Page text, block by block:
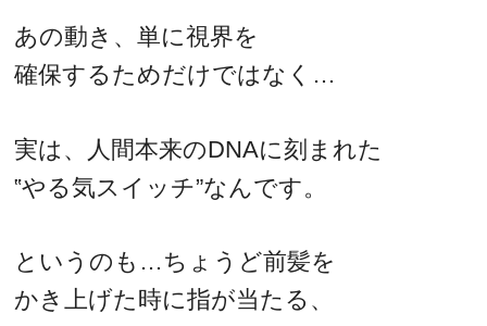
あの動き、単に視界を
確保するためだけではなく…
実は、人間本来のDNAに刻まれた
‟やる気スイッチ”なんです。
というのも…ちょうど前髪を
かき上げた時に指が当たる、